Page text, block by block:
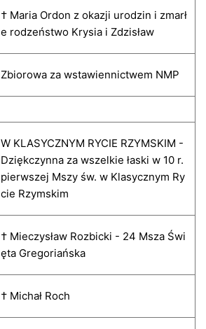
† Maria Ordon z okazji urodzin i zmarł
e rodzeństwo Krysia i Zdzisław
Zbiorowa za wstawiennictwem NMP
W KLASYCZNYM RYCIE RZYMSKIM -
Dziękczynna za wszelkie łaski w 10 r.
pierwszej Mszy św. w Klasycznym Ry
cie Rzymskim
† Mieczysław Rozbicki - 24 Msza Świ
ęta Gregoriańska
† Michał Roch